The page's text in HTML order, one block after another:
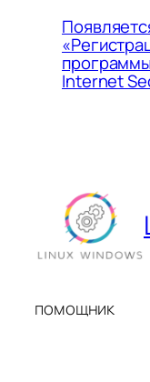
Internet
помощник